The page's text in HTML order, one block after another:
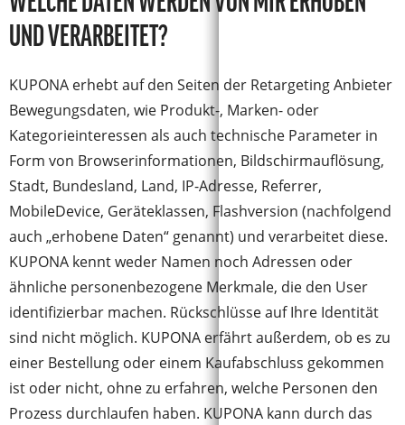
UND VERARBEITET?
KUPONA erhebt auf den Seiten der Retargeting Anbieter
Bewegungsdaten, wie Produkt-, Marken- oder
Kategorieinteressen als auch technische Parameter in
Form von Browserinformationen, Bildschirmauflösung,
Stadt, Bundesland, Land, IP-Adresse, Referrer,
MobileDevice, Geräteklassen, Flashversion (nachfolgend
auch „erhobene Daten“ genannt) und verarbeitet diese.
KUPONA kennt weder Namen noch Adressen oder
ähnliche personenbezogene Merkmale, die den User
identifizierbar machen. Rückschlüsse auf Ihre Identität
sind nicht möglich. KUPONA erfährt außerdem, ob es zu
einer Bestellung oder einem Kaufabschluss gekommen
ist oder nicht, ohne zu erfahren, welche Personen den
Prozess durchlaufen haben. KUPONA kann durch das